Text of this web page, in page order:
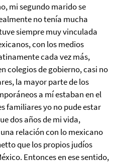
mi segundo marido se
no tenía mucha
siempre muy vinculada
con los medios
cada vez más,
colegios de gobierno, casi no
la mayor parte de los
a mí estaban en el
familiares yo no pude estar
dos años de mi vida,
relación con lo mexicano
que los propios judíos
Entonces en ese sentido,